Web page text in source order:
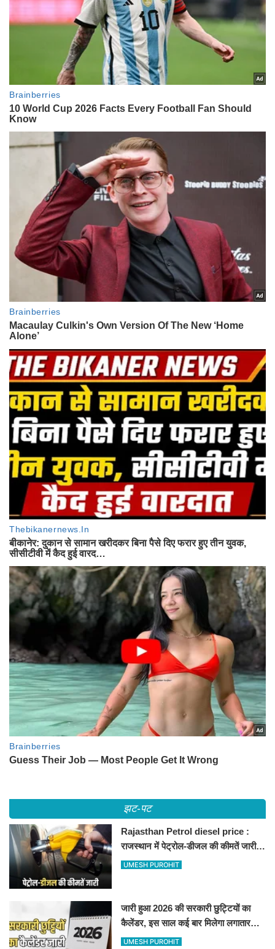
झट-पट
Rajasthan Petrol diesel price :
राजस्थान में पेट्रोल-डीजल की कीमतें जारी,
जानिए बीकानेर समेत पुरे प्रदेश में नए रेट
UMESH PUROHIT
जारी हुआ 2026 की सरकारी छुट्टियों का
कैलेंडर, इस साल कई बार मिलेगा लगातार
अवकाश, देखें
UMESH PUROHIT